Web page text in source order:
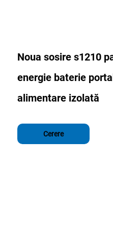
Noua sosire s1210
energie baterie
alimentare izolată
Cerere